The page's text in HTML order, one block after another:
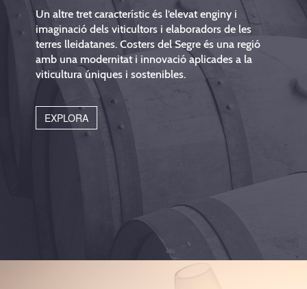
Un altre tret característic és l’elevat enginy i
imaginació dels viticultors i elaboradors de les
terres lleidatanes. Costers del Segre és una regió
amb una modernitat i innovació aplicades a la
viticultura úniques i sostenibles.
EXPLORA